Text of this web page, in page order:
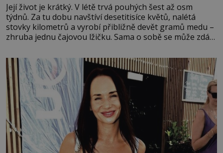
Její život je krátký. V létě trvá pouhých šest až osm
týdnů. Za tu dobu navštíví desetitisíce květů, nalétá
stovky kilometrů a vyrobí přibližně devět gramů medu –
zhruba jednu čajovou lžičku. Sama o sobě se může zdát
tisíc příslušnic svého včelstva, vznikne jeden z
nejdokonalejších organismů